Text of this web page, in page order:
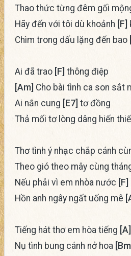
Thao thức từng đêm gối
Hãy đến với tôi dù khoảnh
[F]
Chìm trong dấu lặng đến bao
Ai đã trao [F] thông điệp
[Am] Cho bài tình ca son sắt
Ai nắn cung
[E7] tơ đồng
Thả mối tơ lòng dâng hiến
Thơ tình ý nhạc chắp cánh
Theo gió theo mây cùng
Nếu phải vì em nhòa nước
[F]
Hồn anh ngây ngất uống mê
Tiếng hát thơ em hòa tiếng [A]
Nụ tình bung cánh nở hoa [Bm]